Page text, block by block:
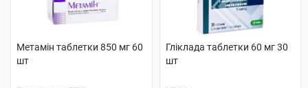
Метамін таблетки 850 мг 60
шт
Гліклада таблетки 60 мг 30
шт